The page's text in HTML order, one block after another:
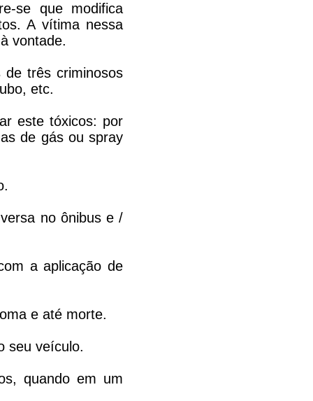
se que modifica
A vítima nessa
vontade.
de três criminosos
etc.
este tóxicos: por
de gás ou spray
no ônibus e /
a aplicação de
e até morte.
seu veículo.
quando em um